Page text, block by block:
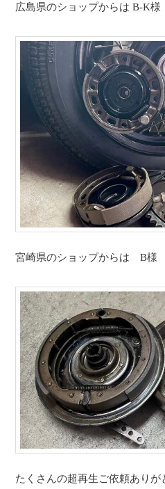
広島県のショップからは B-K
宮崎県のショップからは B様
たくさんの超再生ご依頼ありが